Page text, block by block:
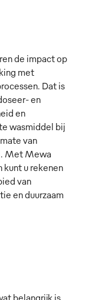
de impact op
met
Dat is
en
en
wasmiddel bij
van
Met Mewa
kunt u rekenen
van
en duurzaam